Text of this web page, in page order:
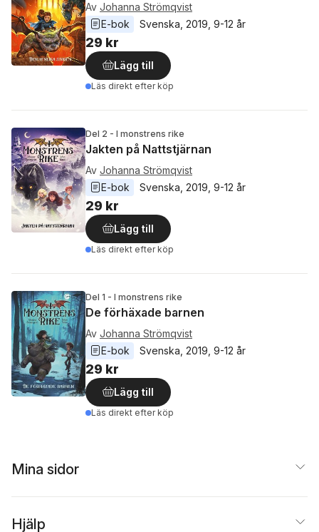
Av Johanna Strömqvist
E-bok
Svenska 2019 9-12 år
29 kr
Lägg till
Läs direkt efter köp
Del 2 - I monstrens rike
Jakten på Nattstjärnan
Av Johanna Strömqvist
E-bok
Svenska 2019 9-12 år
29 kr
Lägg till
Läs direkt efter köp
Del 1 - I monstrens rike
De förhäxade barnen
Av Johanna Strömqvist
E-bok
Svenska 2019 9-12 år
29 kr
Lägg till
Läs direkt efter köp
Mina sidor
Hjälp